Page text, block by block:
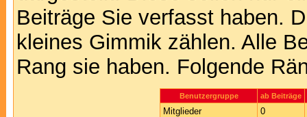
Beiträge Sie verfasst haben.
kleines Gimmik zählen. Alle
Rang sie haben. Folgende
Benutzergruppe ab Beiträge
Mitglieder
0